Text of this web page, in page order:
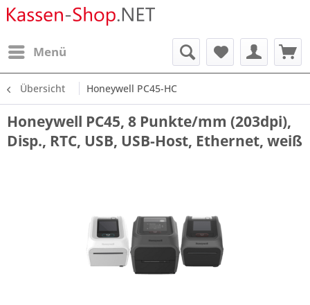
Menü
Übersicht Honeywell PC45-HC
Honeywell PC45, 8 Punkte/mm (203dpi),
Disp., RTC, USB, USB-Host, Ethernet, weiß